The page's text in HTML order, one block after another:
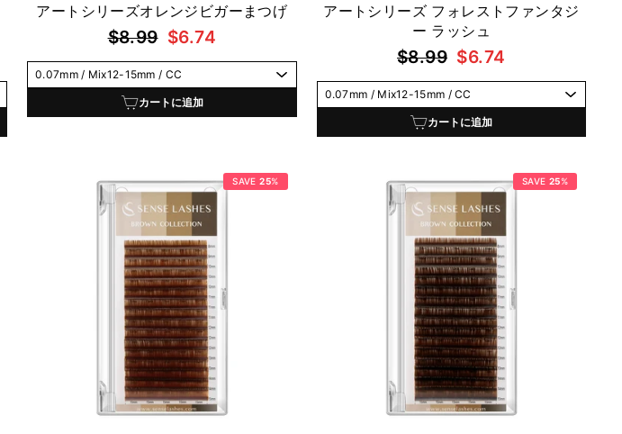
アートシリーズオレンジビガーまつげ
通
常
価
$8.99 セ
ー
ル
価
$6.74
カートに追加
アートシリーズ フォレストファンタジ
ー ラッシュ
通
常
価
格
$8.99 セ
ー
ル
価
$6.74
カートに追加
SAVE25% SAVE 25%